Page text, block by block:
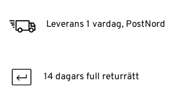
Leverans 1 vardag, PostNord
14 dagars full returrätt